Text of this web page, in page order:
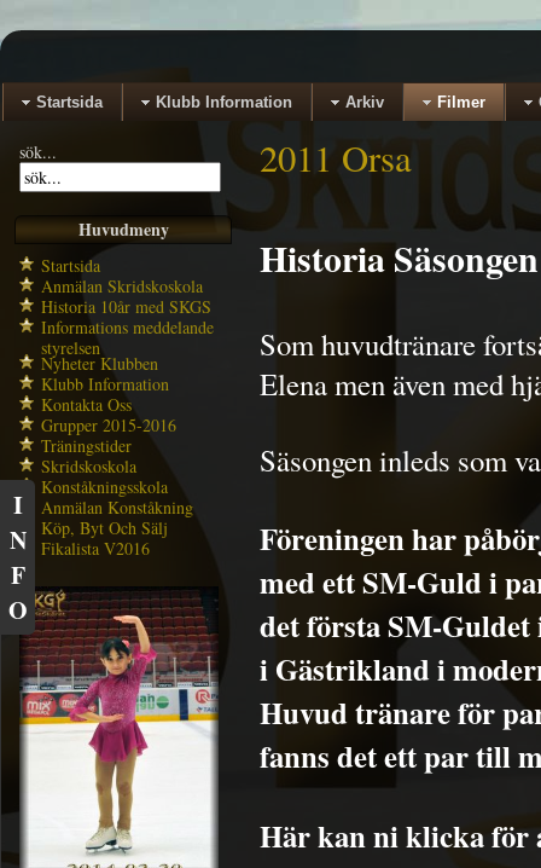
Startsida Klubb Information Arkiv Filmer
sök...
Huvudmeny
Startsida
Anmälan Skridskoskola
Historia 10år med SKGS
Informations meddelande
styrelsen
Nyheter Klubben
Klubb Information
Kontakta Oss
Grupper 2015-2016
Träningstider
Skridskoskola
Konståkningsskola
Anmälan Konståkning
Köp, Byt Och Sälj
Fikalista V2016
2011 Orsa
Historia
Som huvudtränare
Elena men även med
Säsongen inleds som
Föreningen har
med ett SM-Guld i
det första SM-Guldet
i Gästrikland i
Huvud tränare för
fanns det ett par till
Här kan ni klicka för
I
N
F
O